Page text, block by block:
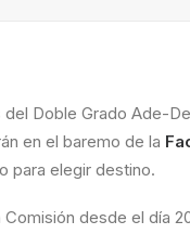
Doble Grado Ade-
en el baremo de la
para elegir destino.
desde el día